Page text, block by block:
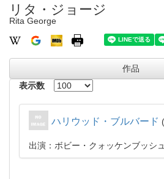
リタ・ジョージ
Rita George
作品
表示数
ハリウッド・ブルバード
出演：ボビー・クォッケンブッシュ